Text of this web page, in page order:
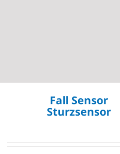
Fall Sensor
Sturzsensor